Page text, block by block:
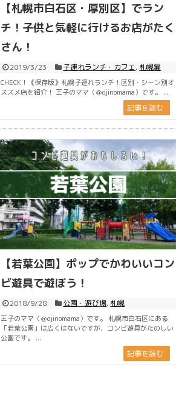
【札幌市白石区・厚別区】でラン
チ！子供と気軽に行けるお店がたく
さん！
2019/3/23 子連れランチ・カフェ,札幌編
CHECK！《保存版》札幌子連れランチ！区別・シーン別オ
ススメ店を紹介！ 王子のママ（＠ojinomama）です。 ...
記事を読む
【若葉公園】ポップでかわいいコン
ビ遊具で遊ぼう！
2018/9/28 公園・遊び場,札幌
王子のママ（＠ojinomama）です。 札幌市白石区にある
「若葉公園」は広くはないですが、コンビ遊具がたのしい
公園です。 ...
記事を読む